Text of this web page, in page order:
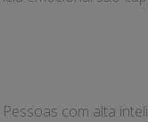
com alta